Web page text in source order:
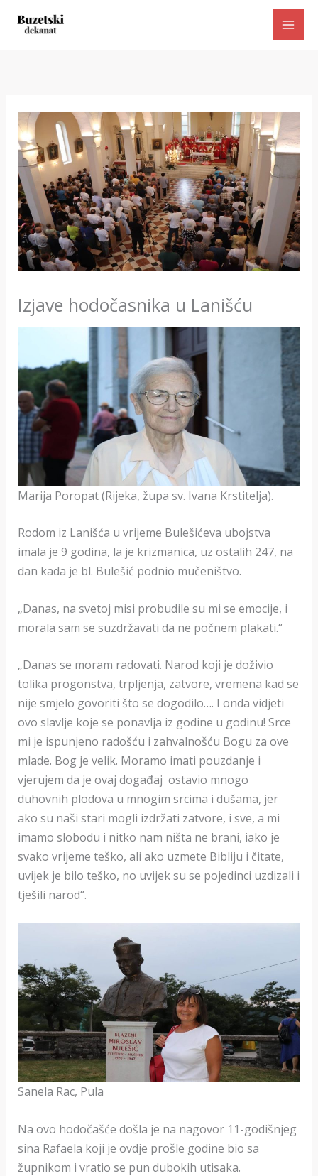
Izjave hodočasnika u Lanišću
Marija Poropat (Rijeka, župa sv. Ivana Krstitelja).
Rodom iz Lanišća u vrijeme Bulešićeva ubojstva
imala je 9 godina, la je krizmanica, uz ostalih 247, na
dan kada je bl. Bulešić podnio mučeništvo.
„Danas, na svetoj misi probudile su mi se emocije, i
morala sam se suzdržavati da ne počnem plakati.“
„Danas se moram radovati. Narod koji je doživio
tolika progonstva, trpljenja, zatvore, vremena kad se
nije smjelo govoriti što se dogodilo…. I onda vidjeti
ovo slavlje koje se ponavlja iz godine u godinu! Srce
mi je ispunjeno radošću i zahvalnošću Bogu za ove
mlade. Bog je velik. Moramo imati pouzdanje i
vjerujem da je ovaj događaj ostavio mnogo
duhovnih plodova u mnogim srcima i dušama, jer
ako su naši stari mogli izdržati zatvore, i sve, a mi
imamo slobodu i nitko nam ništa ne brani, iako je
svako vrijeme teško, ali ako uzmete Bibliju i čitate,
uvijek je bilo teško, no uvijek su se pojedinci uzdizali i
tješili narod“.
Sanela Rac, Pula
Na ovo hodočašće došla je na nagovor 11-godišnjeg
sina Rafaela koji je ovdje prošle godine bio sa
župnikom i vratio se pun dubokih utisaka.